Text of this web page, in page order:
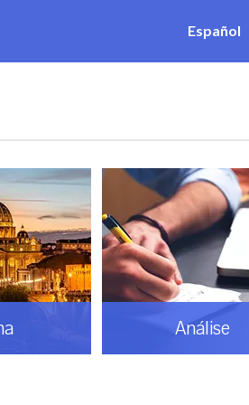
Español
Análise